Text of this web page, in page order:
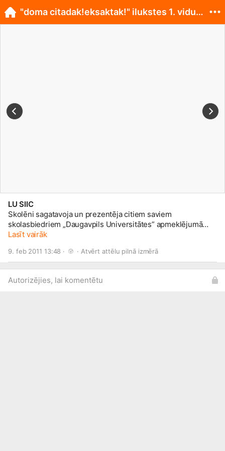
LU SIIC
Skolēni sagatavoja un prezentēja citiem saviem
skolasbiedriem „Daugavpils Universitātes” apmeklējumā
redzēto un gūto.
Lasīt vairāk
9. feb 2011 13:48 · · Atvērt attēlu pilnā izmērā
Autorizējies, lai komentētu
"doma citadak!eksaktak!" ilukstes 1. vidusskola